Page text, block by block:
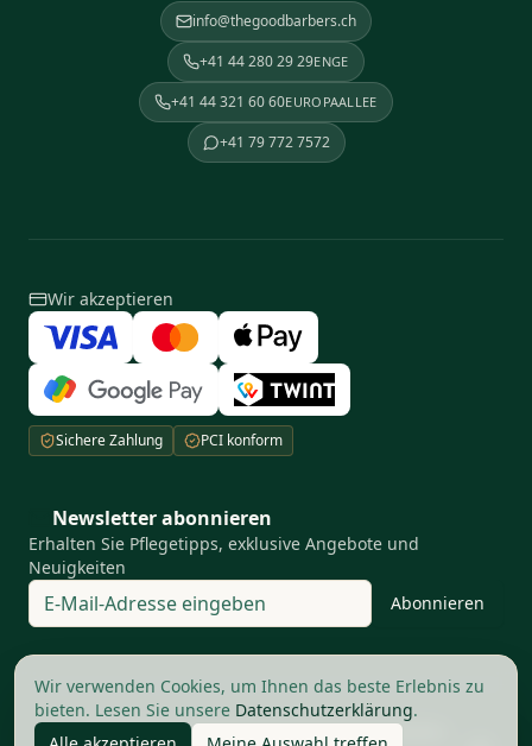
info@thegoodbarbers.ch
+41 44 280 29 29ENGE
+41 44 321 60 60EUROPAALLEE
+41 79 772 7572
Wir akzeptieren
Sichere Zahlung PCI konform
Newsletter abonnieren
Erhalten Sie Pflegetipps, exklusive Angebote und
Neuigkeiten
Abonnieren
© The Good Barbers AG. Alle Rechte vorbehalten
Ihre Privatsphäre ist uns wichtig
Wir verwenden Cookies, um Ihnen das beste Erlebnis zu
bieten. Lesen Sie unsere Datenschutzerklärung.